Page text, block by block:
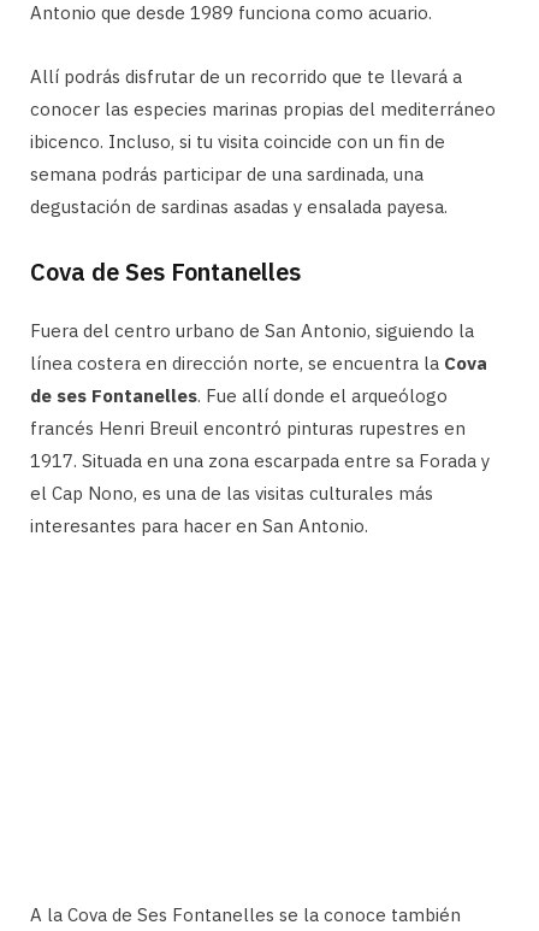
Antonio que desde 1989 funciona como acuario.
Allí podrás disfrutar de un recorrido que te llevará a
conocer las especies marinas propias del mediterráneo
ibicenco. Incluso, si tu visita coincide con un fin de
semana podrás participar de una sardinada, una
degustación de sardinas asadas y ensalada payesa.
Cova de Ses Fontanelles
Fuera del centro urbano de San Antonio, siguiendo la
línea costera en dirección norte, se encuentra la Cova
de ses Fontanelles. Fue allí donde el arqueólogo
francés Henri Breuil encontró pinturas rupestres en
1917. Situada en una zona escarpada entre sa Forada y
el Cap Nono, es una de las visitas culturales más
interesantes para hacer en San Antonio.
A la Cova de Ses Fontanelles se la conoce también